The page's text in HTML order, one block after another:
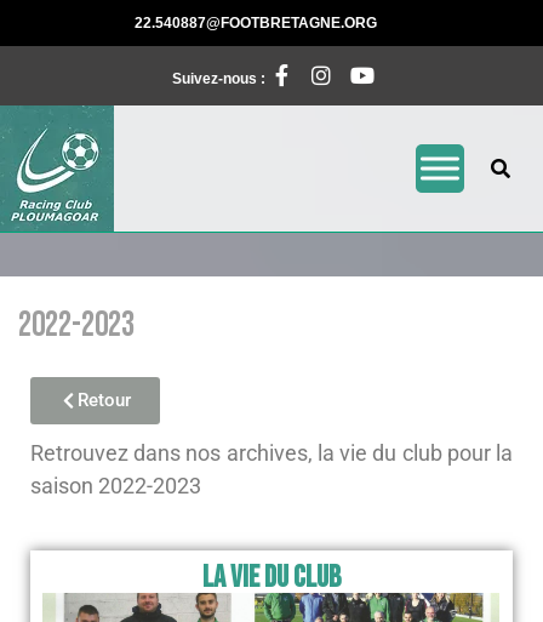
22.540887@FOOTBRETAGNE.ORG
Suivez-nous :
2022-2023
Retour
Retrouvez dans nos archives, la vie du club pour la
saison 2022-2023
La Vie du Club